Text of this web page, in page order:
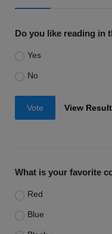
Do you like reading in
Yes
No
Vote View
What is your favorite
Red
Blue